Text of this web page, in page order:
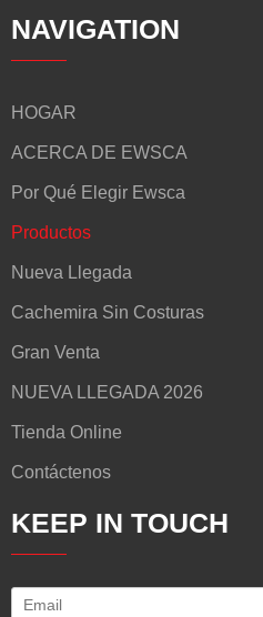
NAVIGATION
HOGAR
ACERCA DE EWSCA
Por Qué Elegir Ewsca
Productos
Nueva Llegada
Cachemira Sin Costuras
Gran Venta
NUEVA LLEGADA 2026
Tienda Online
Contáctenos
KEEP IN TOUCH